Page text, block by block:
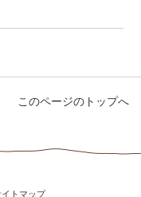
このページのトップへ
イトマップ